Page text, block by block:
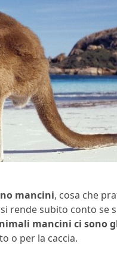
mancini, cosa che
rende subito conto se
mancini ci sono
o per la caccia.